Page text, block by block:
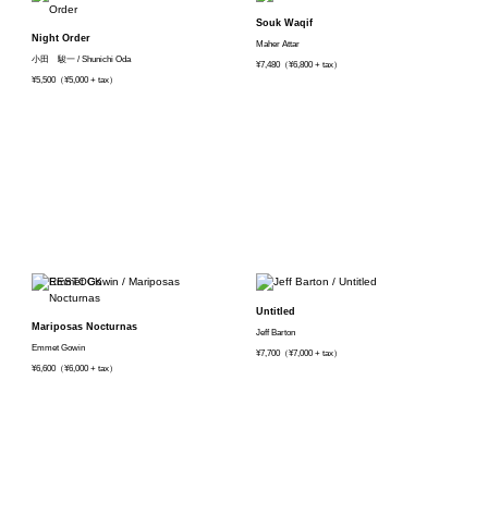
Night Order
小田 駿一 / Shunichi Oda
¥5,500（¥5,000 + tax）
Souk Waqif
Maher Attar
¥7,480（¥6,800 + tax）
Mariposas Nocturnas
Emmet Gowin
¥6,600（¥6,000 + tax）
Untitled
Jeff Barton
¥7,700（¥7,000 + tax）